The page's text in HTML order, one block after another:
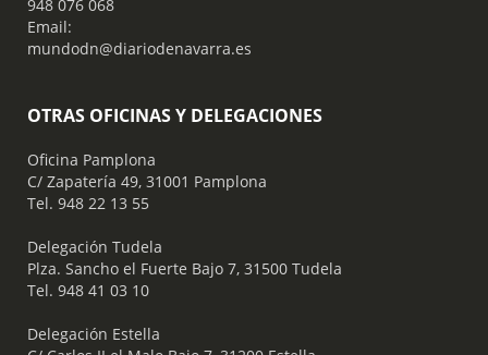
948 076 068
Email:
mundodn@diariodenavarra.es
OTRAS OFICINAS Y DELEGACIONES
Oficina Pamplona
C/ Zapatería 49, 31001 Pamplona
Tel. 948 22 13 55
​ Delegación Tudela
Plza. Sancho el Fuerte Bajo 7, 31500 Tudela
Tel. 948 41 03 10
​ Delegación Estella